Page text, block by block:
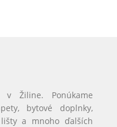
v Žiline. Ponúkame
bytové doplnky,
lišty a mnoho ďalších